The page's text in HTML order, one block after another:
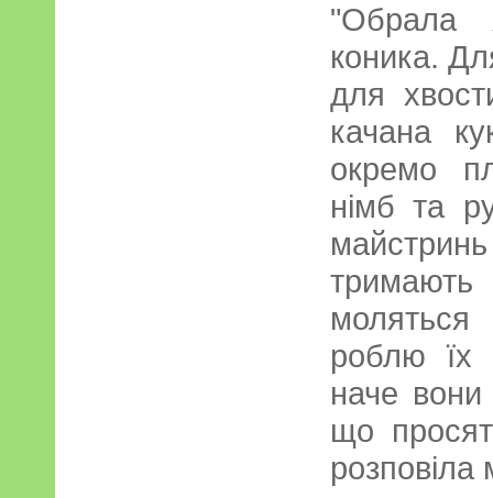
"Обрала
коника.
для
качана
окремо
німб та
роблю їх
наче вони
що
розповіла